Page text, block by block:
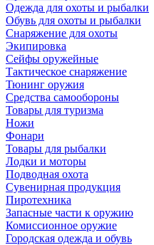
Одежда для охоты и рыбалки
Обувь для охоты и рыбалки
Снаряжение для охоты
Экипировка
Сейфы оружейные
Тактическое снаряжение
Тюнинг оружия
Средства самообороны
Товары для туризма
Ножи
Фонари
Товары для рыбалки
Лодки и моторы
Подводная охота
Сувенирная продукция
Пиротехника
Запасные части к оружию
Комиссионное оружие
Городская одежда и обувь